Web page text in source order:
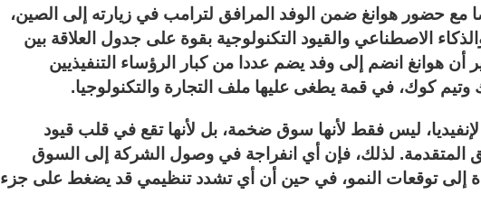
مع حضور هوانغ ضمن الوفد المرافق لترامب في زيارته إلى الصين،
الاصطناعي والقيود التكنولوجية بقوة على جدول العلاقة بين
هوانغ انضم إلى وفد يضم عددا من كبار الرؤساء التنفيذيين
وتيم كوك، في قمة يطغى عليها ملف التجارة والتكنولوجيا.
ليس فقط لأنها سوق ضخمة، بل لأنها تقع في قلب قيود
المتقدمة. لذلك، فإن أي انفراجة في وصول الشركة إلى السوق
إلى توقعات النمو، في حين أن أي تشدد تنظيمي قد يضغط على جزء